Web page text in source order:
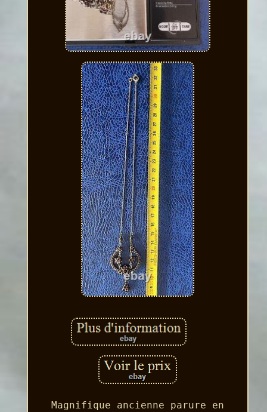
Magnifique ancienne parure en